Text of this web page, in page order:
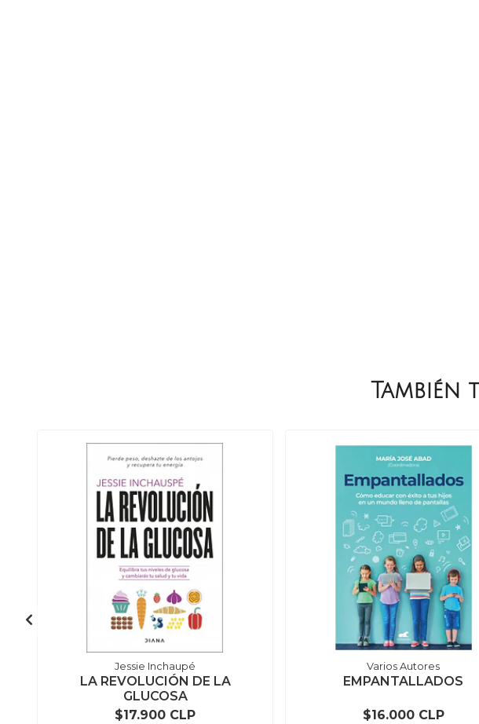
También
Jessie Inchaupé
LA REVOLUCIÓN DE LA
GLUCOSA
$17.900 CLP
Varios Autores
EMPANTALLADOS
$16.000 CLP